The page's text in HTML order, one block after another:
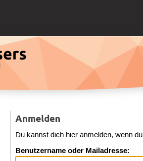
Anmelden
Du kannst dich hier anmelden, wenn
Benutzername oder Mailadresse: